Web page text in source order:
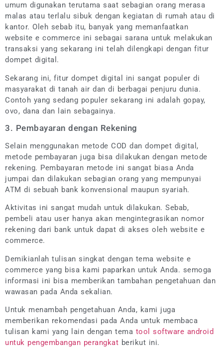
umum digunakan terutama saat sebagian orang merasa
malas atau terlalu sibuk dengan kegiatan di rumah atau di
kantor. Oleh sebab itu, banyak yang memanfaatkan
website e commerce ini sebagai sarana untuk melakukan
transaksi yang sekarang ini telah dilengkapi dengan fitur
dompet digital.
Sekarang ini, fitur dompet digital ini sangat populer di
masyarakat di tanah air dan di berbagai penjuru dunia.
Contoh yang sedang populer sekarang ini adalah gopay,
ovo, dana dan lain sebagainya.
3. Pembayaran dengan Rekening
Selain menggunakan metode COD dan dompet digital,
metode pembayaran juga bisa dilakukan dengan metode
rekening. Pembayaran metode ini sangat biasa Anda
jumpai dan dilakukan sebagian orang yang mempunyai
ATM di sebuah bank konvensional maupun syariah.
Aktivitas ini sangat mudah untuk dilakukan. Sebab,
pembeli atau user hanya akan mengintegrasikan nomor
rekening dari bank untuk dapat di akses oleh website e
commerce.
Demikianlah tulisan singkat dengan tema website e
commerce yang bisa kami paparkan untuk Anda. semoga
informasi ini bisa memberikan tambahan pengetahuan dan
wawasan pada Anda sekalian.
Untuk menambah pengetahuan Anda, kami juga
memberikan rekomendasi pada Anda untuk membaca
tulisan kami yang lain dengan tema tool software android
untuk pengembangan perangkat berikut ini.